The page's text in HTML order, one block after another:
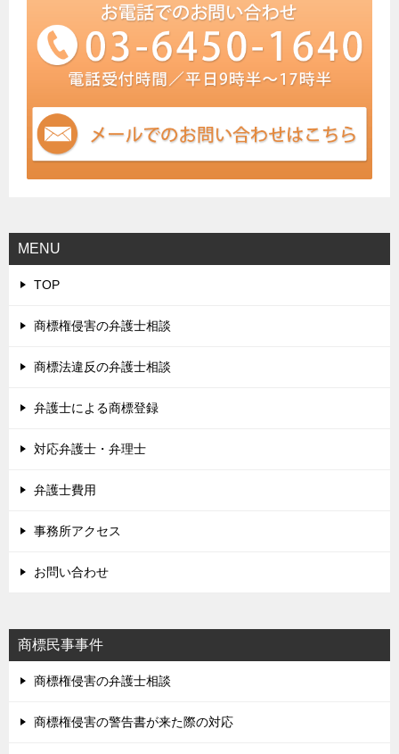
MENU
TOP
商標権侵害の弁護士相談
商標法違反の弁護士相談
弁護士による商標登録
対応弁護士・弁理士
弁護士費用
事務所アクセス
お問い合わせ
商標民事事件
商標権侵害の弁護士相談
商標権侵害の警告書が来た際の対応